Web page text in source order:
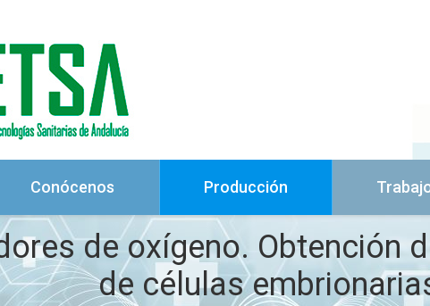
Conócenos Producción
de oxígeno. Obtención
de células